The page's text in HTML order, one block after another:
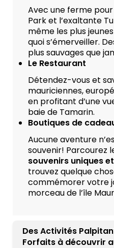
Avec une ferme
Park et l’exaltante
même les plus
quoi s’émerveiller.
plus sauvages que
Le Restaurant
Détendez-vous et
mauriciennes,
en profitant d’une
baie de Tamarin.
Boutiques de
Aucune aventure
souvenir! Parcourez
souvenirs uniques
trouvez quelque
commémorer votre
morceau de l’île
Des Activités
Forfaits à découvrir